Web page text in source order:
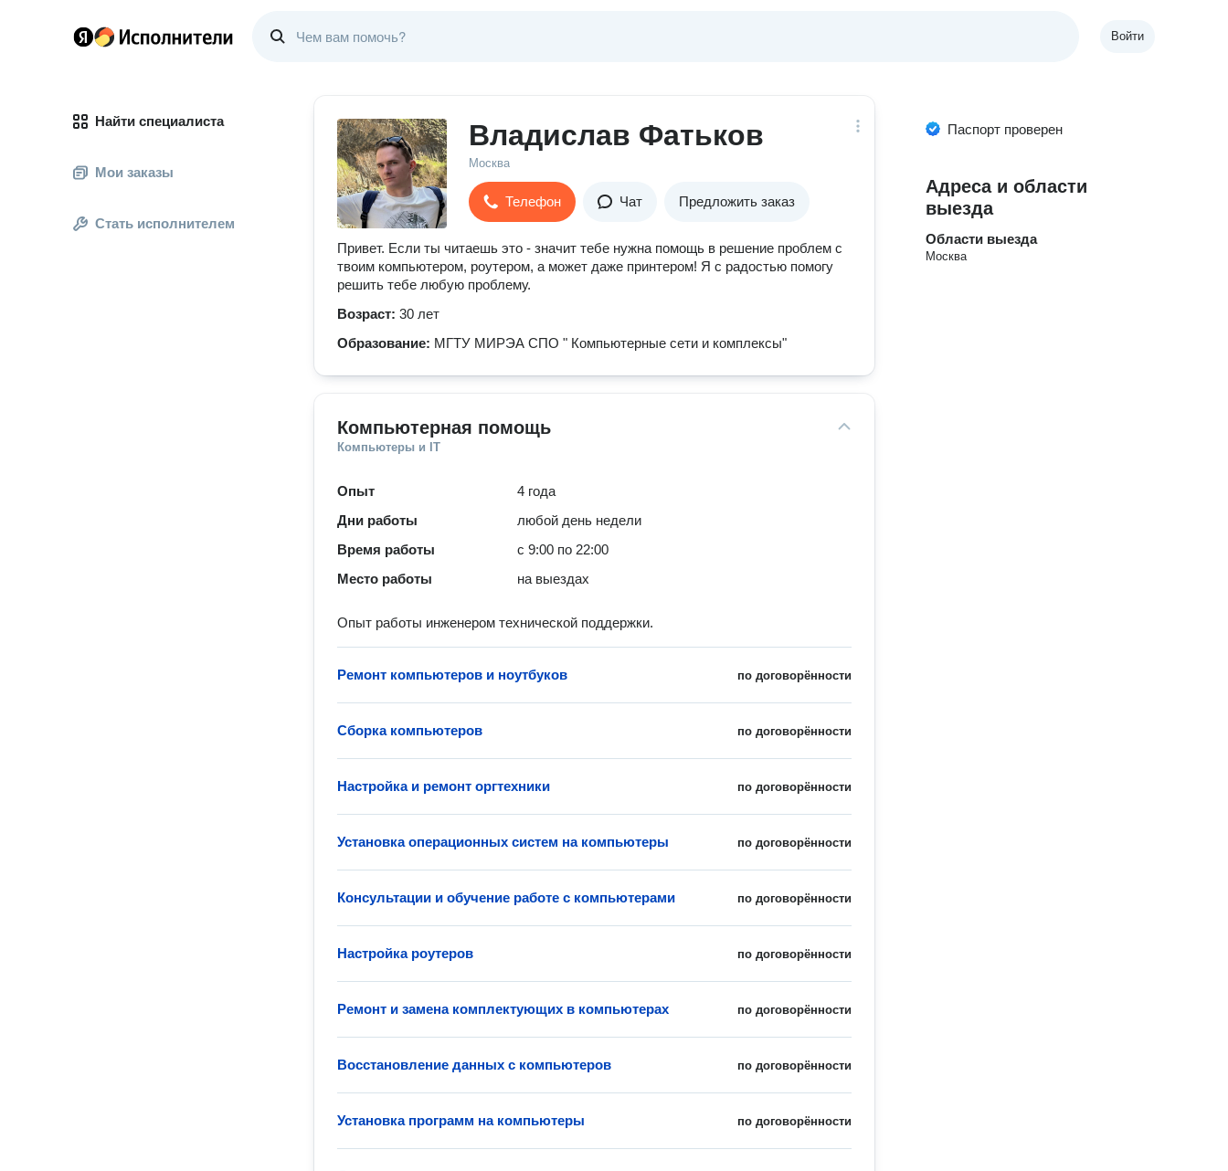
Войти
Найти специалиста
Мои заказы
Стать исполнителем
Владислав Фатьков
Москва
Телефон Чат Предложить заказ
Привет. Если ты читаешь это - значит тебе нужна помощь в решение проблем с
твоим компьютером, роутером, а может даже принтером! Я с радостью помогу
решить тебе любую проблему.
Возраст: 30 лет
Образование: МГТУ МИРЭА СПО " Компьютерные сети и комплексы"
Компьютерная помощь
Компьютеры и IT
Опыт
4 года
Дни работы
любой день недели
Время работы
с 9:00 по 22:00
Место работы
на выездах
Опыт работы инженером технической поддержки.
по договорённости
Ремонт компьютеров и ноутбуков
по договорённости
Сборка компьютеров
по договорённости
Настройка и ремонт оргтехники
по договорённости
Установка операционных систем на компьютеры
по договорённости
Консультации и обучение работе с компьютерами
по договорённости
Настройка роутеров
по договорённости
Ремонт и замена комплектующих в компьютерах
по договорённости
Восстановление данных с компьютеров
по договорённости
Установка программ на компьютеры
Паспорт проверен
Адреса и области
выезда
Области выезда
Москва